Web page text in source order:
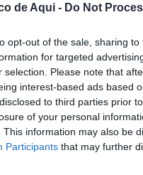
de Aqui - Do Not
opt-out of the sale, sharing
for targeted
selection. Please note that
interest-based ads based
to third parties prior
of your personal
This information may also be
Participants that may further
forestals al País Valencià
fuente preferida de Google